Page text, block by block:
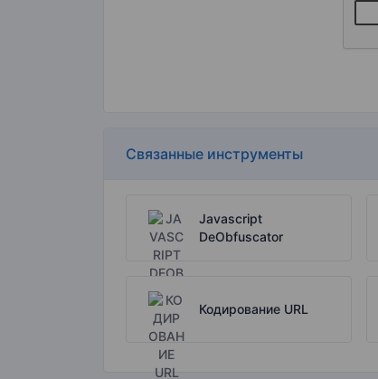
Связанные инструменты
Javascript
DeObfuscator
Кодирование URL